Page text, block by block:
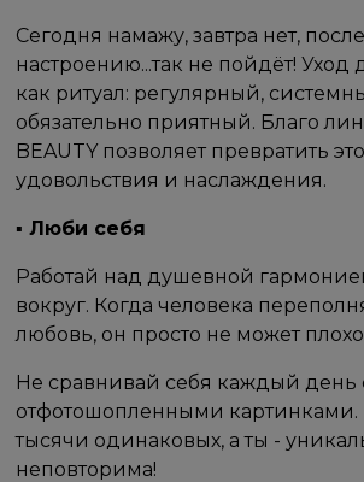
Сегодня намажу, завтра нет,
настроению...так не пойдёт! Уход
как ритуал: регулярный,
обязательно приятный. Благо
BEAUTY позволяет превратить
удовольствия и наслаждения. ⠀
▪ Люби себя
Работай над душевной
вокруг. Когда человека
любовь, он просто не может плохо
Не сравнивай себя каждый день
отфотошопленными
тысячи одинаковых, а ты -
неповторима!